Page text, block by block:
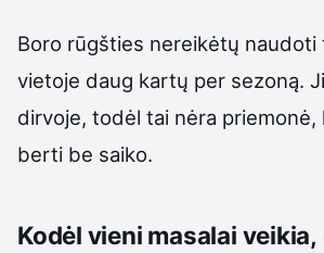
Boro rūgšties nereikėtų naudoti
vietoje daug kartų per sezoną.
dirvoje, todėl tai nėra priemonė,
berti be saiko.
Kodėl vieni masalai veikia,